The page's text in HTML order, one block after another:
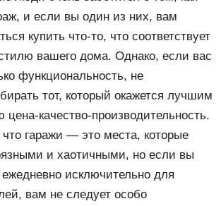
и если вы один из них, вам
купить что-то, что соответствует
вашего дома. Однако, если вас
функциональность, не
тот, который окажется лучшим
качество-производительность.
гаражи — это места, которые
и хаотичными, но если вы
ежедневно исключительно для
вам не следует особо